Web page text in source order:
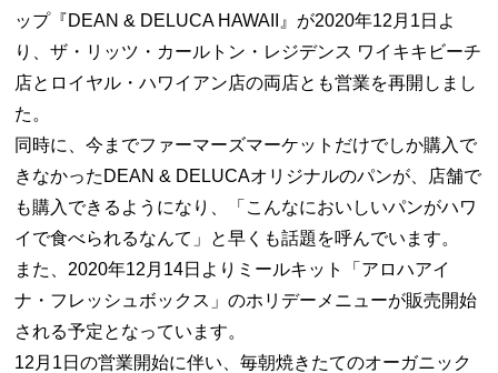
ップ『DEAN & DELUCA HAWAII』が2020年12月1日よ
り、ザ・リッツ・カールトン・レジデンス ワイキキビーチ
店とロイヤル・ハワイアン店の両店とも営業を再開しまし
た。
同時に、今までファーマーズマーケットだけでしか購入で
きなかったDEAN & DELUCAオリジナルのパンが、店舗で
も購入できるようになり、「こんなにおいしいパンがハワ
イで食べられるなんて」と早くも話題を呼んでいます。
また、2020年12月14日よりミールキット「アロハアイ
ナ・フレッシュボックス」のホリデーメニューが販売開始
される予定となっています。
12月1日の営業開始に伴い、毎朝焼きたてのオーガニック